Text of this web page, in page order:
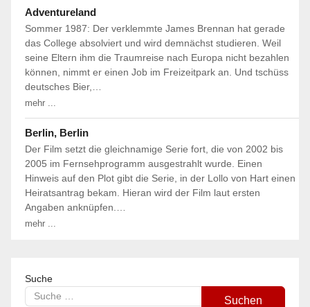
Adventureland
Sommer 1987: Der verklemmte James Brennan hat gerade
das College absolviert und wird demnächst studieren. Weil
seine Eltern ihm die Traumreise nach Europa nicht bezahlen
können, nimmt er einen Job im Freizeitpark an. Und tschüss
deutsches Bier,…
mehr ...
Berlin, Berlin
Der Film setzt die gleichnamige Serie fort, die von 2002 bis
2005 im Fernsehprogramm ausgestrahlt wurde. Einen
Hinweis auf den Plot gibt die Serie, in der Lollo von Hart einen
Heiratsantrag bekam. Hieran wird der Film laut ersten
Angaben anknüpfen.…
mehr ...
Suche
Suchen